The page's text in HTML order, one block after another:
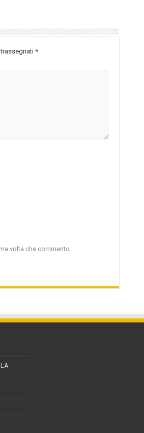
*
volta che commento.